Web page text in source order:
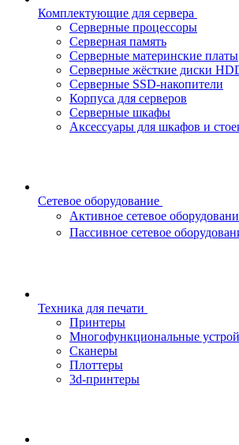
Комплектующие для сервера
Серверные процессоры
Серверная память
Серверные материнские платы
Серверные жёсткие диски
Серверные SSD-накопители
Корпуса для серверов
Серверные шкафы
Аксессуары для шкафов и
Сетевое оборудование
Активное сетевое
Пассивное сетевое
Техника для печати
Принтеры
Многофункциональные
Сканеры
Плоттеры
3d-принтеры